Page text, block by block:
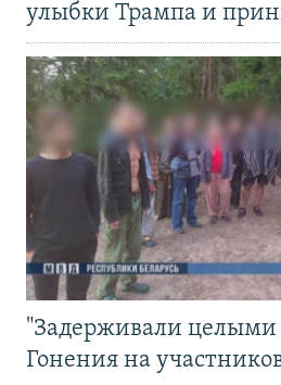
улыбки Трампа и
"Задерживали целыми
Гонения на